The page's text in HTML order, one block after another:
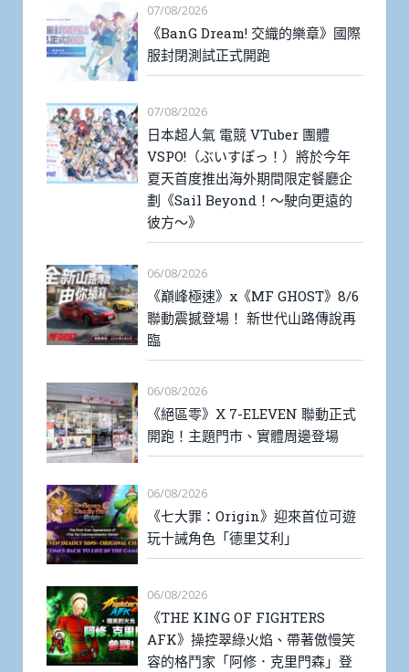
07/08/2026
《BanG Dream! 交織的樂章》國際
服封閉測試正式開跑
07/08/2026
日本超人氣 電競 VTuber 團體
VSPO!（ぶいすぽっ！）將於今年
夏天首度推出海外期間限定餐廳企
劃《Sail Beyond！～駛向更遠的
彼方～》
06/08/2026
《巔峰極速》x《MF GHOST》8/6
聯動震撼登場！ 新世代山路傳說再
臨
06/08/2026
《絕區零》X 7-ELEVEN 聯動正式
開跑！主題門市、實體周邊登場
06/08/2026
《七大罪：Origin》迎來首位可遊
玩十誡角色「德里艾利」
06/08/2026
《THE KING OF FIGHTERS
AFK》操控翠綠火焰、帶著傲慢笑
容的格鬥家「阿修．克里門森」登